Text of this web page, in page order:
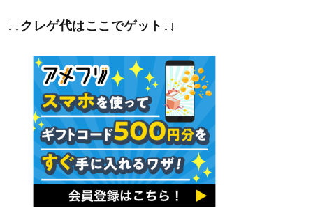
↓↓クレゲ代はここでゲット↓↓